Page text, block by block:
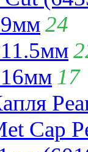
9мм24
16мм 17
Cap